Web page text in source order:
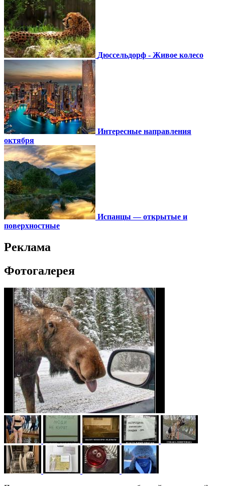
Дюссельдорф - Живое колесо
Интересные направления
октября
Испанцы — открытые и
поверхностные
Реклама
Фотогалерея